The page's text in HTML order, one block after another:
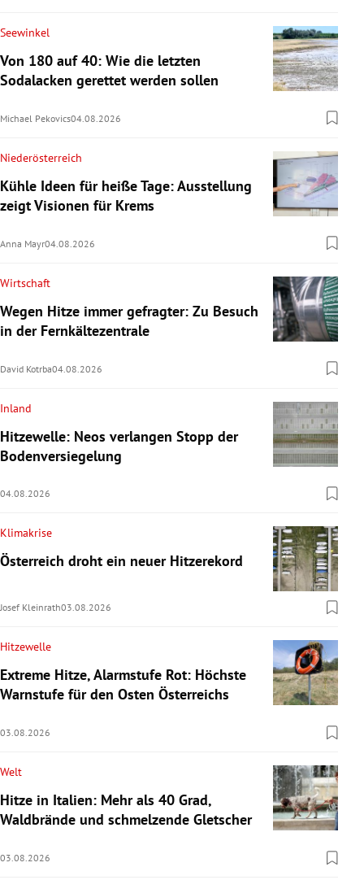
Seewinkel
Von 180 auf 40: Wie die letzten
Sodalacken gerettet werden sollen
Michael Pekovics04.08.2026
Niederösterreich
Kühle Ideen für heiße Tage: Ausstellung
zeigt Visionen für Krems
Anna Mayr04.08.2026
Wirtschaft
Wegen Hitze immer gefragter: Zu Besuch
in der Fernkältezentrale
David Kotrba04.08.2026
Inland
Hitzewelle: Neos verlangen Stopp der
Bodenversiegelung
04.08.2026
Klimakrise
Österreich droht ein neuer Hitzerekord
Josef Kleinrath03.08.2026
Hitzewelle
Extreme Hitze, Alarmstufe Rot: Höchste
Warnstufe für den Osten Österreichs
03.08.2026
Welt
Hitze in Italien: Mehr als 40 Grad,
Waldbrände und schmelzende Gletscher
03.08.2026